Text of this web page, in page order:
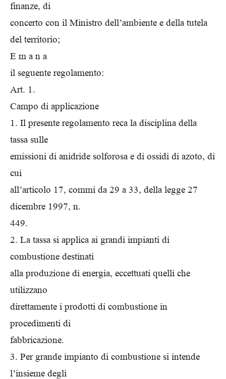
finanze, di
concerto con il Ministro dell’ambiente e della tutela
del territorio;
E m a n a
il seguente regolamento:
Art. 1.
Campo di applicazione
1. Il presente regolamento reca la disciplina della
tassa sulle
emissioni di anidride solforosa e di ossidi di azoto, di
cui
all’articolo 17, commi da 29 a 33, della legge 27
dicembre 1997, n.
449.
2. La tassa si applica ai grandi impianti di
combustione destinati
alla produzione di energia, eccettuati quelli che
utilizzano
direttamente i prodotti di combustione in
procedimenti di
fabbricazione.
3. Per grande impianto di combustione si intende
l’insieme degli